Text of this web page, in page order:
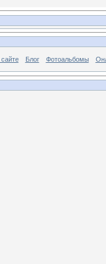
Блог Фотоальбомы